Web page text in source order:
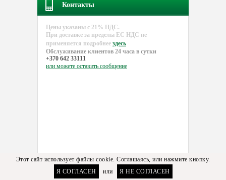
Контакты
Цены указаны с 21% НДС.
При доставке за пределы EC НДС не
применяется подробнее здесь
Обслуживание клиентов 24 часа в сутки
+370 642 33111
или можете оставить сообщение
Этот сайт использует файлы cookie. Соглашаясь, или нажмите кнопку.
Я СОГЛАСЕН
или Я НЕ СОГЛАСЕН